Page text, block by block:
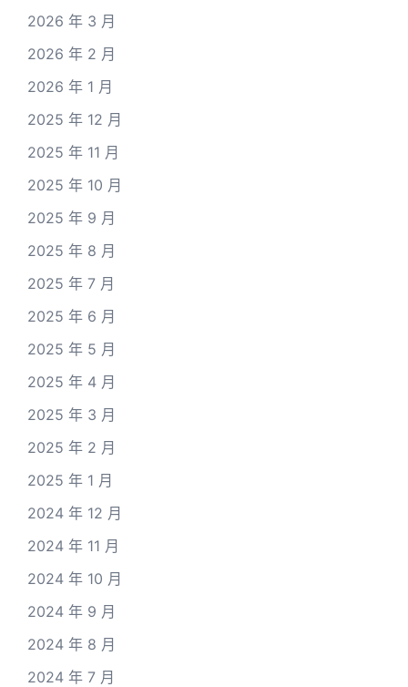
2026 年 3 月
2026 年 2 月
2026 年 1 月
2025 年 12 月
2025 年 11 月
2025 年 10 月
2025 年 9 月
2025 年 8 月
2025 年 7 月
2025 年 6 月
2025 年 5 月
2025 年 4 月
2025 年 3 月
2025 年 2 月
2025 年 1 月
2024 年 12 月
2024 年 11 月
2024 年 10 月
2024 年 9 月
2024 年 8 月
2024 年 7 月